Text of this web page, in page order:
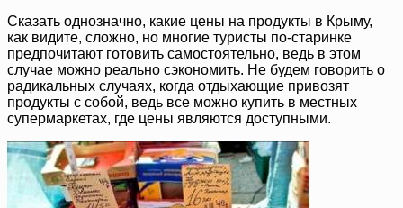
Сказать однозначно, какие цены на продукты в Крыму,
как видите, сложно, но многие туристы по-старинке
предпочитают готовить самостоятельно, ведь в этом
случае можно реально сэкономить. Не будем говорить о
радикальных случаях, когда отдыхающие привозят
продукты с собой, ведь все можно купить в местных
супермаркетах, где цены являются доступными.